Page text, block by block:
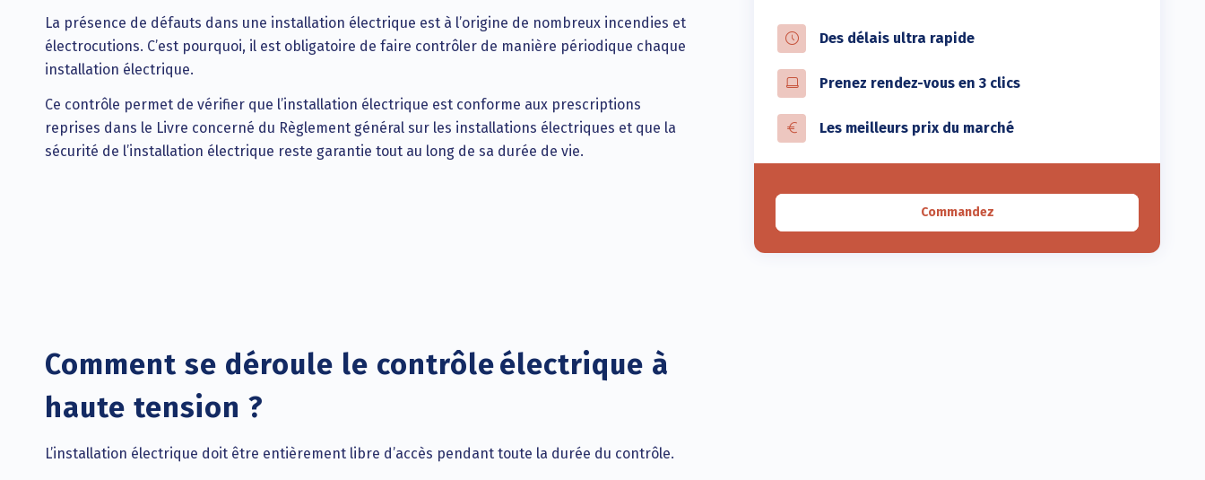
La présence de défauts dans une installation électrique est à l’origine de nombreux incendies et
électrocutions. C’est pourquoi, il est obligatoire de faire contrôler de manière périodique chaque
installation électrique.
Ce contrôle permet de vérifier que l’installation électrique est conforme aux prescriptions
reprises dans le Livre concerné du Règlement général sur les installations électriques et que la
sécurité de l’installation électrique reste garantie tout au long de sa durée de vie.
Des délais ultra rapide
Prenez rendez-vous en 3 clics
Les meilleurs prix du marché
Commandez
Comment se déroule le contrôle électrique à
haute tension ?
L’installation électrique doit être entièrement libre d’accès pendant toute la durée du contrôle.